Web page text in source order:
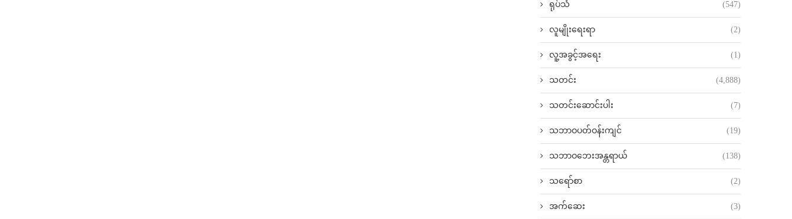
ရုပ်သံ (547)
လူမျိုးရေးရာ (2)
လူ့အခွင့်အရေး (1)
သတင်း (4,888)
သတင်းဆောင်းပါး (7)
သဘာဝပတ်ဝန်းကျင် (19)
သဘာဝဘေးအန္တရာယ် (138)
သရော်စာ (2)
အက်ဆေး (3)